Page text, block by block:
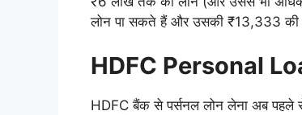
लोन पा सकते हैं और उसकी ₹13,333 की
HDFC Personal
HDFC बैंक से पर्सनल लोन लेना अब पहले